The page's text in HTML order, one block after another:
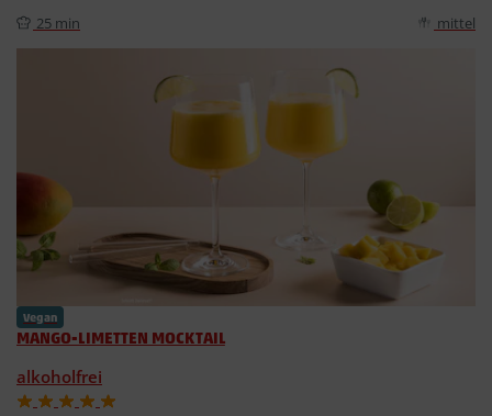
25 min mittel
Vegan
MANGO-LIMETTEN MOCKTAIL
alkoholfrei